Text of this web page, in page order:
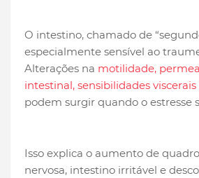
O intestino, chamado de
especialmente sensível ao
Alterações na motilidade,
intestinal, sensibilidades viscerais
podem surgir quando o estresse
Isso explica o aumento de
nervosa, intestino irritável e